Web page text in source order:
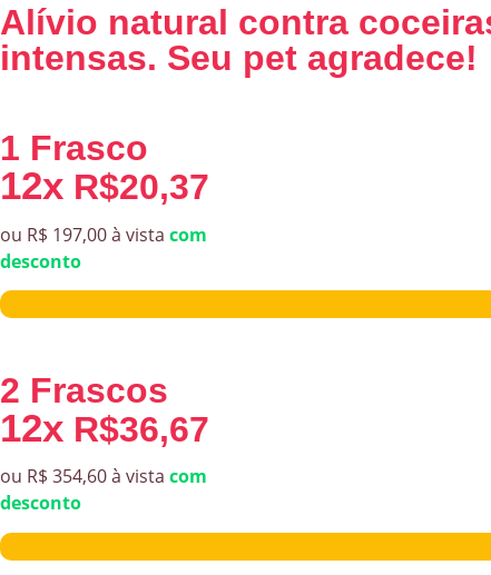
Alívio natural contra
intensas. Seu pet agradece!
1 Frasco
12x R$20,37
ou R$ 197,00 à vista com
desconto
2 Frascos
12x R$36,67
ou R$ 354,60 à vista com
desconto